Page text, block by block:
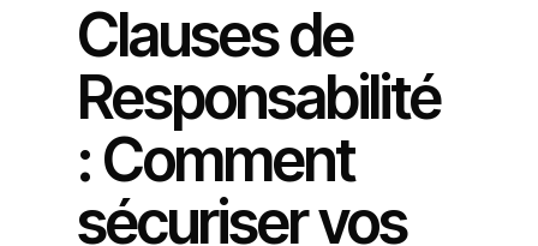
Clauses de
Responsabilité
: Comment
sécuriser vos